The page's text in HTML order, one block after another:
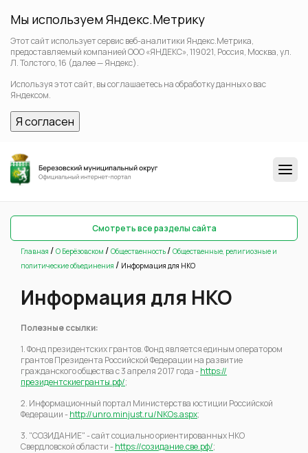
Мы используем Яндекс.Метрику
Этот сайт использует сервис веб-аналитики Яндекс.Метрика,
предоставляемый компанией ООО «ЯНДЕКС», 119021, Россия, Москва, ул.
Л. Толстого, 16 (далее — Яндекс).
Используя этот сайт, вы соглашаетесь на обработку данных о вас
Яндексом.
Я согласен
Смотреть все разделы сайта
Главная / О Берёзовском / Общественность / Общественные, религиозные и
политические объединения / Информация для НКО
Информация для НКО
Полезные ссылки:
1. Фонд президентских грантов. Фонд является единым оператором
грантов Президента Российской Федерации на развитие
гражданского общества с 3 апреля 2017 года -https://
президентскиегранты.рф/;
2. Информационный портал Министерства юстиции Российской
Федерации -http://unro.minjust.ru/NKOs.aspx;
3. "СОЗИДАНИЕ" - сайт социально ориентированных НКО
Свердловской области -https://созидание.све.рф/;